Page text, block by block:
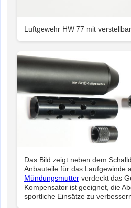
Luftgewehr HW 77 mit
Das Bild zeigt neben dem
Anbauteile für das Laufgewinde
Mündungsmutter verdeckt das
Kompensator ist geeignet, die
sportliche Einsätze zu